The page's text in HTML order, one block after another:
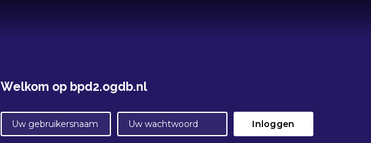
Welkom op bpd2.ogdb.nl
Inloggen